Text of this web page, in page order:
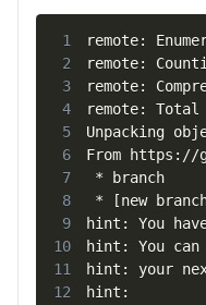
1
2
3
4
5
6
7
8
9
10
11
12